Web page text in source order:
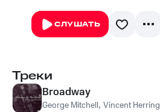
СЛУШАТЬ
Треки
Broadway
George Mitchell, Vincent Herring